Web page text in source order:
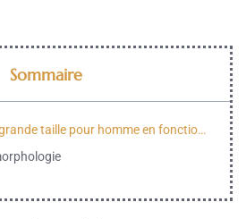
Sommaire
Choisir sa chemise grande taille pour homme en fonction de son style